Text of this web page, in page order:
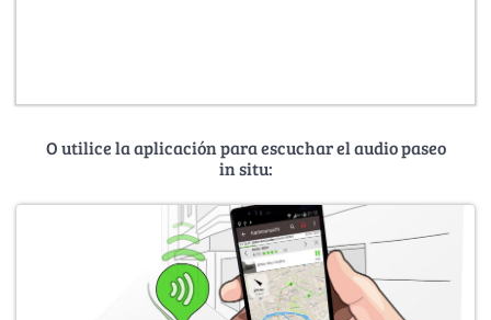
O utilice la aplicación para escuchar el audio paseo
in situ: